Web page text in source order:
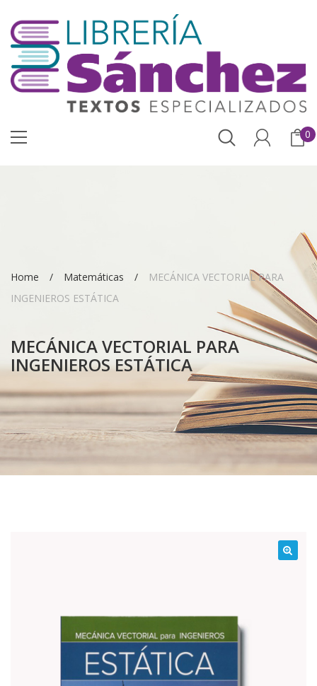
0
Home Matemáticas
MECÁNICA VECTORIAL PARA
INGENIEROS ESTÁTICA
MECÁNICA VECTORIAL PARA
INGENIEROS ESTÁTICA